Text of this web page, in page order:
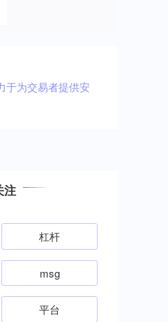
于为交易者提供安
注
杠杆
msg
平台